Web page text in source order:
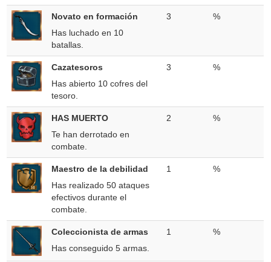
Novato en formación
Has luchado en 10
batallas.
3 %
Cazatesoros
Has abierto 10 cofres del
tesoro.
3 %
HAS MUERTO
Te han derrotado en
combate.
2 %
Maestro de la debilidad
Has realizado 50 ataques
efectivos durante el
combate.
1 %
Coleccionista de armas
Has conseguido 5 armas.
1 %